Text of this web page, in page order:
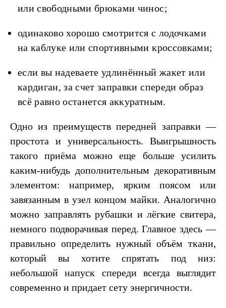
или свободными брюками чинос;
одинаково хорошо смотрится с лодочками
на каблуке или спортивными кроссовками;
если вы надеваете удлинённый жакет или
кардиган, за счет заправки спереди образ
всё равно останется аккуратным.
Одно из преимуществ передней заправки —
простота и универсальность. Выигрышность
такого приёма можно еще больше усилить
каким-нибудь дополнительным декоративным
элементом: например, ярким поясом или
завязанным в узел концом майки. Аналогично
можно заправлять рубашки и лёгкие свитера,
немного подворачивая перед. Главное здесь —
правильно определить нужный объём ткани,
который вы хотите спрятать под низ:
небольшой напуск спереди всегда выглядит
современно и придает сету энергичности.